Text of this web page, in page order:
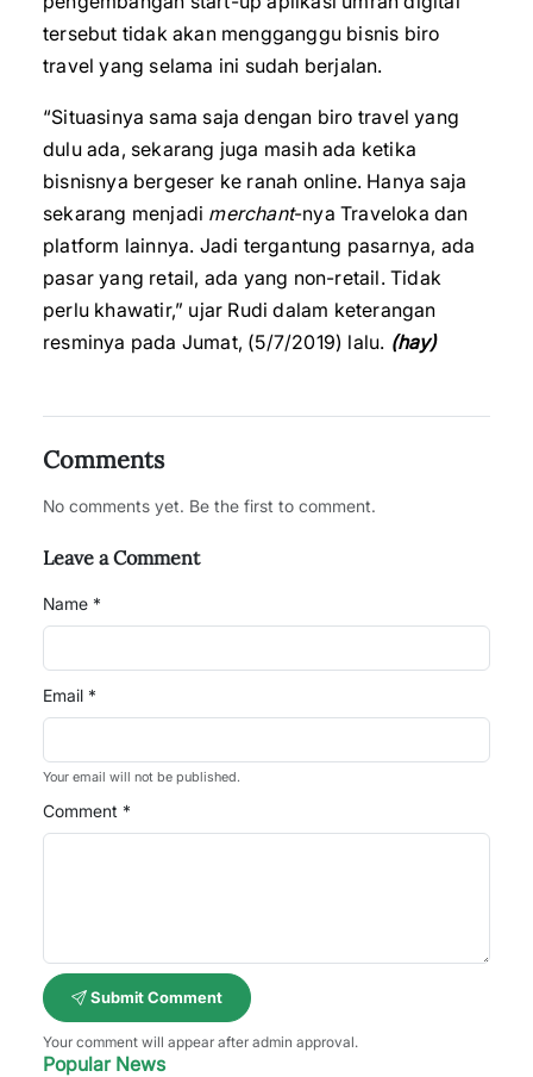
tersebut tidak akan mengganggu bisnis biro
travel yang selama ini sudah berjalan.
“Situasinya sama saja dengan biro travel yang
dulu ada, sekarang juga masih ada ketika
bisnisnya bergeser ke ranah online. Hanya saja
sekarang menjadi merchant-nya Traveloka dan
platform lainnya. Jadi tergantung pasarnya, ada
pasar yang retail, ada yang non-retail. Tidak
perlu khawatir,” ujar Rudi dalam keterangan
resminya pada Jumat, (5/7/2019) lalu. (hay)
Comments
No comments yet. Be the first to comment.
Leave a Comment
Name *
Email *
Your email will not be published.
Comment *
Submit Comment
Your comment will appear after admin approval.
Popular News